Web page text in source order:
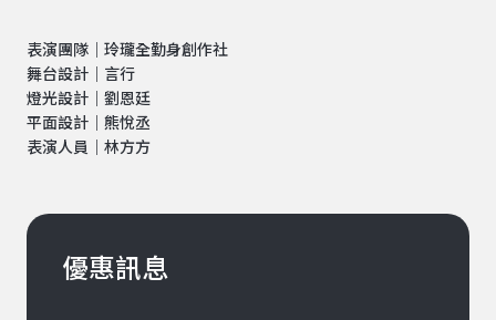
表演團隊｜玲瓏全勤身創作社
舞台設計｜言行
燈光設計｜劉恩廷
平面設計｜熊悅丞
表演人員｜林方方
優惠訊息